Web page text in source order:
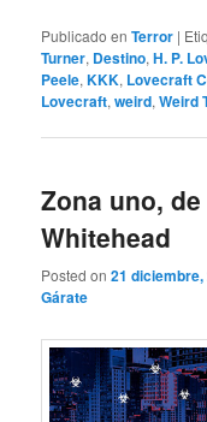
Publicado en Terror |
Turner, Destino,H. P.
Peele,KKK, Lovecraft
Lovecraft,weird,Weird
Zona uno,
Whitehead
Posted on21 diciembre,
Gárate